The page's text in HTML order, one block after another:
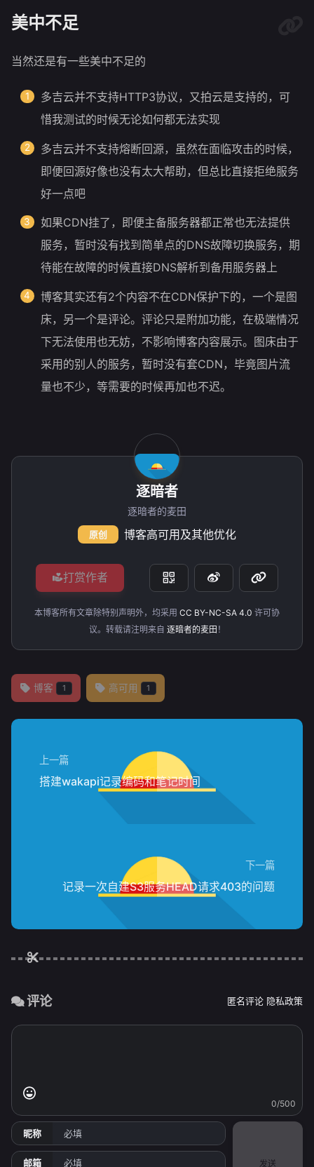
美中不足
当然还是有一些美中不足的
多吉云并不支持HTTP3协议，又拍云是支持的，可
惜我测试的时候无论如何都无法实现
多吉云并不支持熔断回源，虽然在面临攻击的时候，
即便回源好像也没有太大帮助，但总比直接拒绝服务
好一点吧
如果CDN挂了，即便主备服务器都正常也无法提供
服务，暂时没有找到简单点的DNS故障切换服务，期
待能在故障的时候直接DNS解析到备用服务器上
博客其实还有2个内容不在CDN保护下的，一个是图
床，另一个是评论。评论只是附加功能，在极端情况
下无法使用也无妨，不影响博客内容展示。图床由于
采用的别人的服务，暂时没有套CDN，毕竟图片流
量也不少，等需要的时候再加也不迟。
逐暗者
逐暗者的麦田
原创 博客高可用及其他优化
打赏作者
本博客所有文章除特别声明外，均采用 CC BY-NC-SA 4.0 许可协
议。转载请注明来自 逐暗者的麦田 ！
博客 1 高可用 1
上一篇
搭建wakapi记录编码和笔记时间
下一篇
记录一次自建S3服务HEAD请求403的问题
评论 匿名评论 隐私政策
昵称
邮箱
0/500
发送